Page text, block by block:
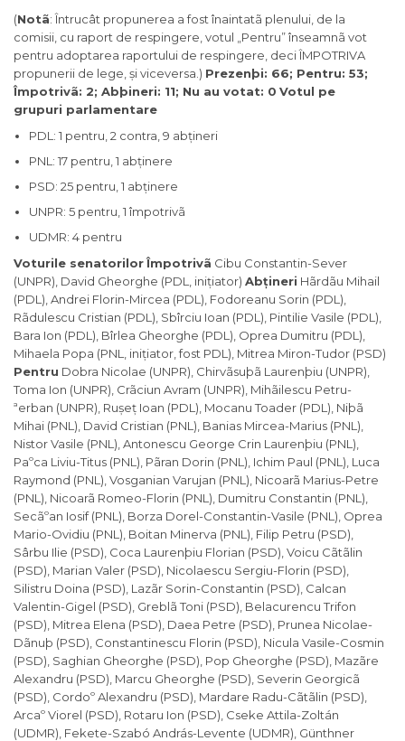
(Notã: Întrucât propunerea a fost înaintatã plenului, de la
comisii, cu raport de respingere, votul „Pentru” înseamnã vot
pentru adoptarea raportului de respingere, deci ÎMPOTRIVA
propunerii de lege, și viceversa.) Prezenþi: 66; Pentru: 53;
Împotrivã: 2; Abþineri: 11; Nu au votat: 0 Votul pe
grupuri parlamentare
PDL: 1 pentru, 2 contra, 9 abțineri
PNL: 17 pentru, 1 abținere
PSD: 25 pentru, 1 abținere
UNPR: 5 pentru, 1 împotrivã
UDMR: 4 pentru
Voturile senatorilorÎmpotrivã Cibu Constantin-Sever
(UNPR), David Gheorghe (PDL, inițiator) Abțineri Hãrdãu Mihail
(PDL), Andrei Florin-Mircea (PDL), Fodoreanu Sorin (PDL),
Rãdulescu Cristian (PDL), Sbîrciu Ioan (PDL), Pintilie Vasile (PDL),
Bara Ion (PDL), Bîrlea Gheorghe (PDL), Oprea Dumitru (PDL),
Mihaela Popa (PNL, inițiator, fost PDL), Mitrea Miron-Tudor (PSD)
Pentru Dobra Nicolae (UNPR), Chirvãsuþã Laurenþiu (UNPR),
Toma Ion (UNPR), Crãciun Avram (UNPR), Mihãilescu Petru-
ªerban (UNPR), Rușeț Ioan (PDL), Mocanu Toader (PDL), Niþã
Mihai (PNL), David Cristian (PNL), Banias Mircea-Marius (PNL),
Nistor Vasile (PNL), Antonescu George Crin Laurenþiu (PNL),
Paºca Liviu-Titus (PNL), Pãran Dorin (PNL), Ichim Paul (PNL), Luca
Raymond (PNL), Vosganian Varujan (PNL), Nicoarã Marius-Petre
(PNL), Nicoarã Romeo-Florin (PNL), Dumitru Constantin (PNL),
Secãºan Iosif (PNL), Borza Dorel-Constantin-Vasile (PNL), Oprea
Mario-Ovidiu (PNL), Boitan Minerva (PNL), Filip Petru (PSD),
Sârbu Ilie (PSD), Coca Laurenþiu Florian (PSD), Voicu Cãtãlin
(PSD), Marian Valer (PSD), Nicolaescu Sergiu-Florin (PSD),
Silistru Doina (PSD), Lazãr Sorin-Constantin (PSD), Calcan
Valentin-Gigel (PSD), Greblã Toni (PSD), Belacurencu Trifon
(PSD), Mitrea Elena (PSD), Daea Petre (PSD), Prunea Nicolae-
Dãnuþ (PSD), Constantinescu Florin (PSD), Nicula Vasile-Cosmin
(PSD), Saghian Gheorghe (PSD), Pop Gheorghe (PSD), Mazãre
Alexandru (PSD), Marcu Gheorghe (PSD), Severin Georgicã
(PSD), Cordoº Alexandru (PSD), Mardare Radu-Cãtãlin (PSD),
Arcaº Viorel (PSD), Rotaru Ion (PSD), Cseke Attila-Zoltán
(UDMR), Fekete-Szabó András-Levente (UDMR), Günthner